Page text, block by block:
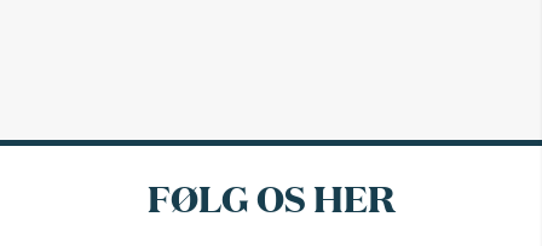
FØLG OS HER